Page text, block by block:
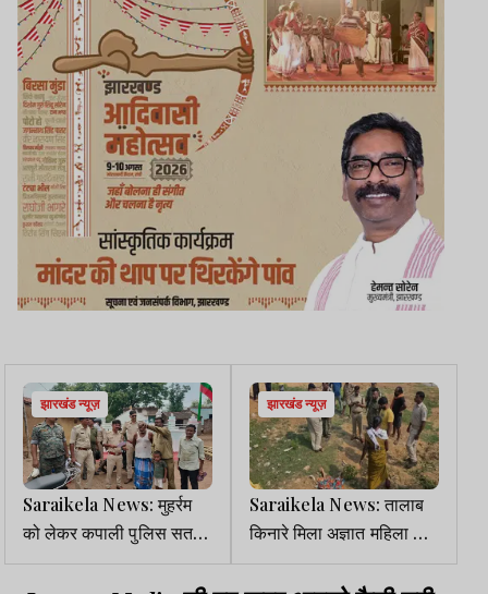
झारखंड न्यूज़
Saraikela News: मुहर्रम
को लेकर कपाली पुलिस सतर्क,
जुलूस मार्ग का किया निरीक्षण
झारखंड न्यूज़
Saraikela News: तालाब
किनारे मिला अज्ञात महिला का
शव, हत्या की आशंका